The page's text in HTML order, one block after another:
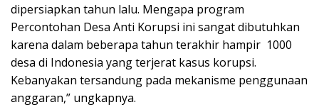
dipersiapkan tahun lalu. Mengapa program
Percontohan Desa Anti Korupsi ini sangat dibutuhkan
karena dalam beberapa tahun terakhir hampir 1000
desa di Indonesia yang terjerat kasus korupsi.
Kebanyakan tersandung pada mekanisme penggunaan
anggaran,” ungkapnya.